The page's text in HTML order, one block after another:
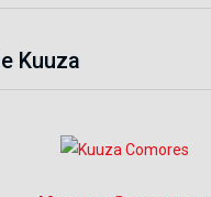
Kuuza